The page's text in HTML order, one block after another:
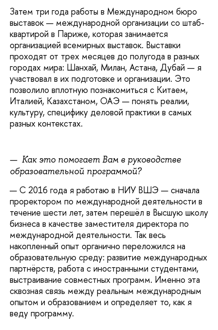
Затем три года работы в Международном бюро
выставок — международной организации со штаб-
квартирой в Париже, которая занимается
организацией всемирных выставок. Выставки
проходят от трех месяцев до полугода в разных
городах мира: Шанхай, Милан, Астана, Дубай — я
участвовал в их подготовке и организации. Это
позволило вплотную познакомиться с Китаем,
Италией, Казахстаном, ОАЭ — понять реалии,
культуру, специфику деловой практики в самых
разных контекстах.
— Как это помогает Вам в руководстве
образовательной программой?
— С 2016 года я работаю в НИУ ВШЭ — сначала
проректором по международной деятельности в
течение шести лет, затем перешёл в Высшую школу
бизнеса в качестве заместителя директора по
международной деятельности. Так весь
накопленный опыт органично переложился на
образовательную среду: развитие международных
партнёрств, работа с иностранными студентами,
выстраивание совместных программ. Именно эта
сквозная связь между реальным международным
опытом и образованием и определяет то, как я
веду программу.